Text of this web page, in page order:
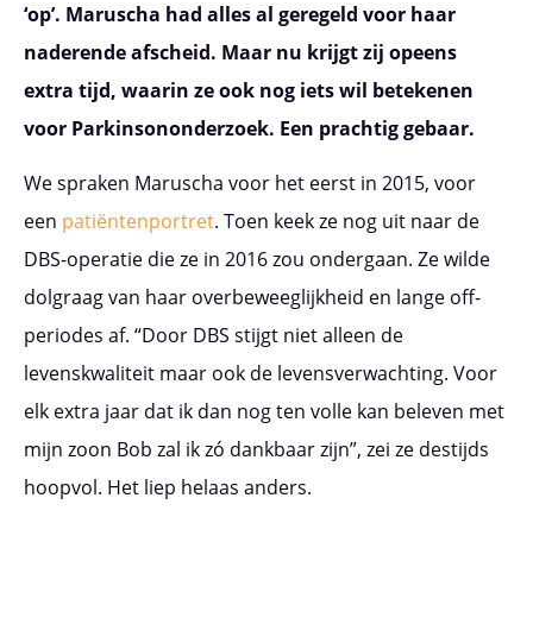
‘op’. Maruscha had alles al geregeld voor haar
naderende afscheid. Maar nu krijgt zij opeens
extra tijd, waarin ze ook nog iets wil betekenen
voor Parkinsononderzoek. Een prachtig gebaar.
We spraken Maruscha voor het eerst in 2015, voor
een patiëntenportret. Toen keek ze nog uit naar de
DBS-operatie die ze in 2016 zou ondergaan. Ze wilde
dolgraag van haar overbeweeglijkheid en lange off-
periodes af. “Door DBS stijgt niet alleen de
levenskwaliteit maar ook de levensverwachting. Voor
elk extra jaar dat ik dan nog ten volle kan beleven met
mijn zoon Bob zal ik zó dankbaar zijn”, zei ze destijds
hoopvol. Het liep helaas anders.